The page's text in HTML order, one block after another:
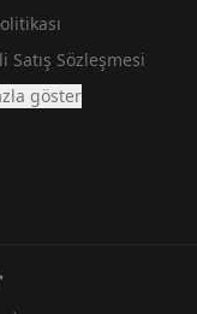
Satış Sözleşmesi
göster